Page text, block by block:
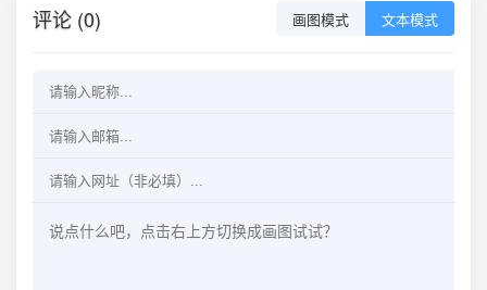
评论 (0) 画图模式 文本模式